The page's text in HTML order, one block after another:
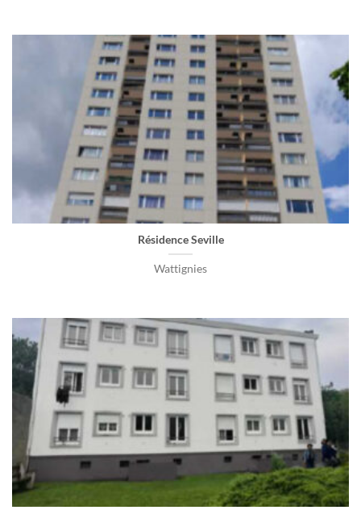
Résidence Seville
Wattignies